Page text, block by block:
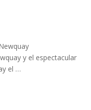
y el espectacular
el …